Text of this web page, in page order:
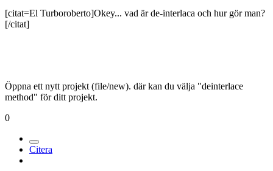
[citat=El Turboroberto]Okey... vad är de-interlaca och hur gör man?
[/citat]
Öppna ett nytt projekt (file/new). där kan du välja "deinterlace
method" för ditt projekt.
0
Citera